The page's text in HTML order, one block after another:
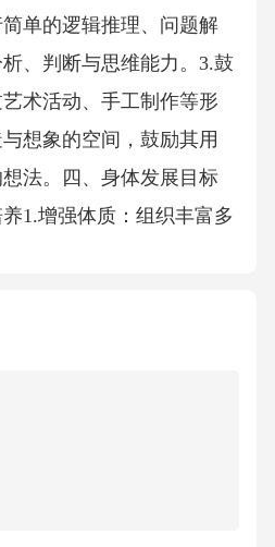
单的逻辑推理、问题解
、判断与思维能力。3.鼓
术活动、手工制作等形
想象的空间，鼓励其用
法。四、身体发展目标
1.增强体质：组织丰富多
养其对体育活动的兴
儿了解基本的健康知